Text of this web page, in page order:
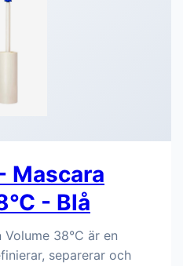
Mascara
- Blå
38°C är en
separerar och